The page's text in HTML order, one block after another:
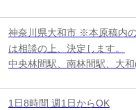
神奈川県大和市 ※本原稿内
は相談の上、決定します。
中央林間駅、南林間駅、大
1日8時間 週1日からOK